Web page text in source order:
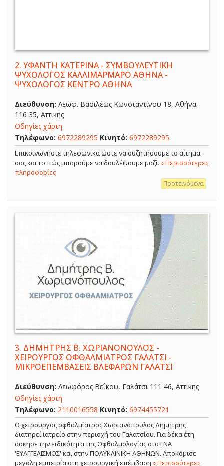
2. ΥΦΑΝΤΗ ΚΑΤΕΡΙΝΑ - ΣΥΜΒΟΥΛΕΥΤΙΚΗ
ΨΥΧΟΛΟΓΟΣ ΚΑΛΛΙΜΑΡΜΑΡΟ ΑΘΗΝΑ -
ΨΥΧΟΛΟΓΟΣ ΚΕΝΤΡΟ ΑΘΗΝΑ
Διεύθυνση: Λεωφ. Βασιλέως Κωνσταντίνου 18, Αθήνα
116 35, Αττικής
Οδηγίες χάρτη
Τηλέφωνο: 6972289295 Κινητό: 6972289295
Επικοινωνήστε τηλεφωνικά ώστε να συζητήσουμε το αίτημα
σας και το πώς μπορούμε να δουλέψουμε μαζί. » Περισσότερες
πληροφορίες
Προτεινόμενα
3. ΔΗΜΗΤΡΗΣ Β. ΧΩΡΙΑΝΟΝΟΥΛΟΣ -
ΧΕΙΡΟΥΡΓΟΣ ΟΦΘΑΛΜΙΑΤΡΟΣ ΓΑΛΑΤΣΙ -
ΜΙΚΡΟΕΠΕΜΒΑΣΕΙΣ ΒΛΕΦΑΡΩΝ ΓΑΛΑΤΣΙ
Διεύθυνση: Λεωφόρος Βεΐκου, Γαλάτσι 111 46, Αττικής
Οδηγίες χάρτη
Τηλέφωνο: 2110016558 Κινητό: 6974455721
Ο χειρουργός οφθαλμίατρος Χωριανόπουλος Δημήτρης
διατηρεί ιατρείο στην περιοχή του Γαλατσίου. Για δέκα έτη
άσκησε την ειδικότητα της Οφθαλμολογίας στο ΓΝΑ
'ΕΥΑΓΓΕΛΙΣΜΟΣ' και στην ΠΟΛΥΚΛΙΝΙΚΗ ΑΘΗΝΩΝ. Αποκόμισε
μεγάλη εμπειρία στη χειρουργική επέμβαση » Περισσότερες